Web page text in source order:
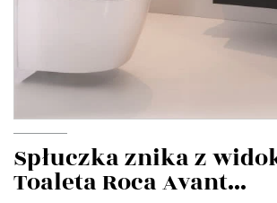
Spłuczka znika z
Toaleta Roca Avant...